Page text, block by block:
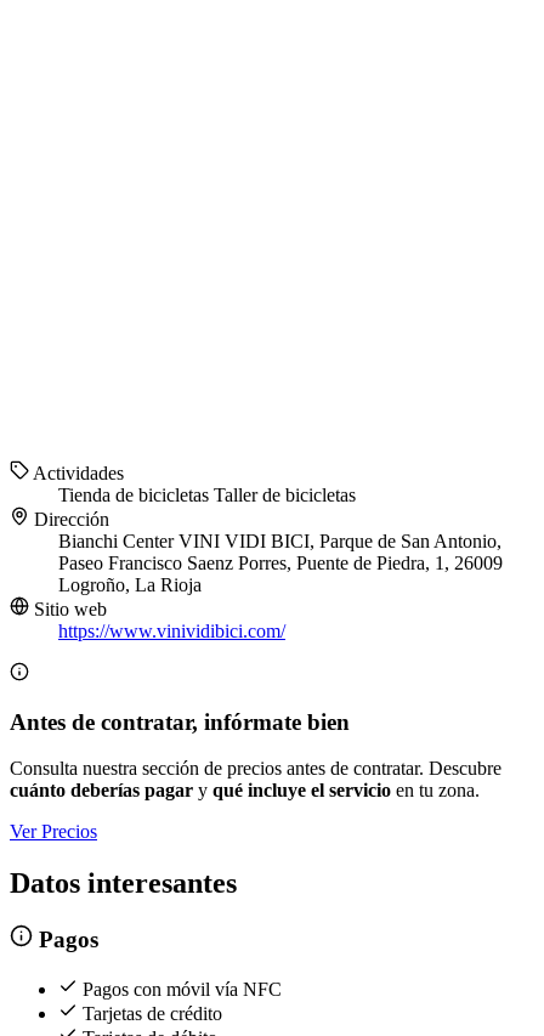
Actividades
Tienda de bicicletas Taller de bicicletas
Dirección
Bianchi Center VINI VIDI BICI, Parque de San Antonio,
Paseo Francisco Saenz Porres, Puente de Piedra, 1, 26009
Logroño, La Rioja
Sitio web
https://www.vinividibici.com/
Antes de contratar, infórmate bien
Consulta nuestra sección de precios antes de contratar. Descubre
cuánto deberías pagar y qué incluye el servicio en tu zona.
Ver Precios
Datos interesantes
Pagos
Pagos con móvil vía NFC
Tarjetas de crédito